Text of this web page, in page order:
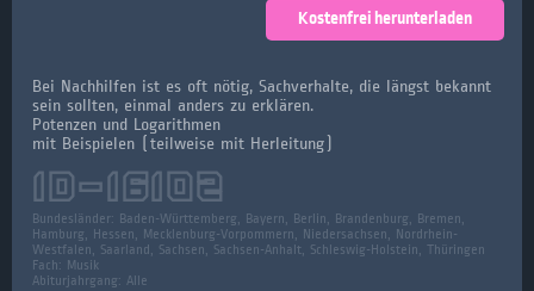
Kostenfrei herunterladen
Bei Nachhilfen ist es oft nötig, Sachverhalte, die längst bekannt
sein sollten, einmal anders zu erklären.
Potenzen und Logarithmen
mit Beispielen (teilweise mit Herleitung)
ID-16102
Bundesländer: Baden-Württemberg, Bayern, Berlin, Brandenburg, Bremen,
Hamburg, Hessen, Mecklenburg-Vorpommern, Niedersachsen, Nordrhein-
Westfalen, Saarland, Sachsen, Sachsen-Anhalt, Schleswig-Holstein, Thüringen
Fach: Musik
Abiturjahrgang: Alle